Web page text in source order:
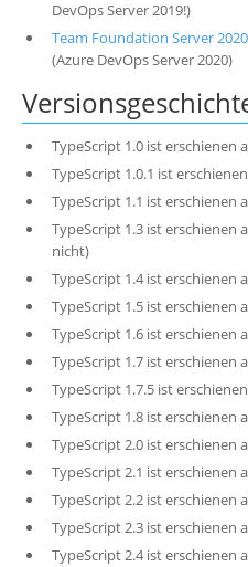
DevOps Server 2019!)
Team Foundation Server 2020
(Azure DevOps Server 2020)
TypeScript 1.0 ist erschienen
TypeScript 1.0.1 ist
TypeScript 1.1 ist erschienen
TypeScript 1.3 ist erschienen
nicht)
TypeScript 1.4 ist erschienen
TypeScript 1.5 ist erschienen
TypeScript 1.6 ist erschienen
TypeScript 1.7 ist erschienen
TypeScript 1.7.5 ist
TypeScript 1.8 ist erschienen
TypeScript 2.0 ist erschienen
TypeScript 2.1 ist erschienen
TypeScript 2.2 ist erschienen
TypeScript 2.3 ist erschienen
TypeScript 2.4 ist erschienen